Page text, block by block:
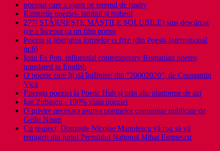
poemul care a ajuns pe terenul de rugby
Ritmurile poeziei- iambul și troheul
277/ STÂRNEȘTE MĂȘTILE SOLUBILE) sms descărcat
(ce a început ca un film porno
Poezia şi libertatea formelor ei fixe (din Poesis International
nr.6)
Ioan Es Pop, influential contemporary Romanian poems
translated in English
O poezie care îți dă întâlnire: din ”20002020”, de Constantin
Vică
Energia poeziei la Poetic Hub și prin alte platforme de azi
Ion Zubascu - 100% viata poeziei
O privire necesara asupra poemelor comuniste publicate de
Gellu Naum
Cu respect, Domnule Nicolae Manolescu vă rog să vă
retrageţi din juriul Premiului Naţional Mihai Eminescu